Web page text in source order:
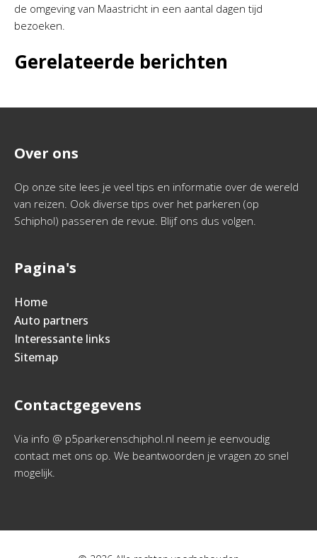
de omgeving van Maastricht in een aantal dagen tijd
bezoeken.
Gerelateerde berichten
Over ons
Op onze site lees je veel tips en informatie over de wereld
van reizen. Ook diverse tips over het parkeren (op
Schiphol) passeren de revue. Blijf ons dus volgen.
Pagina's
Home
Auto partners
Interessante links
Sitemap
Contactgegevens
Via info @ p5parkerenschiphol.nl neem je eenvoudig
contact met ons op. We beantwoorden je vragen zo snel
mogelijk.